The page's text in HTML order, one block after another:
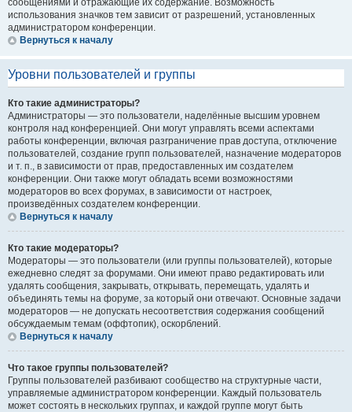
сообщениями и отражающие их содержание. Возможность
использования значков тем зависит от разрешений, установленных
администратором конференции.
Вернуться к началу
Уровни пользователей и группы
Кто такие администраторы?
Администраторы — это пользователи, наделённые высшим уровнем
контроля над конференцией. Они могут управлять всеми аспектами
работы конференции, включая разграничение прав доступа, отключение
пользователей, создание групп пользователей, назначение модераторов
и т. п., в зависимости от прав, предоставленных им создателем
конференции. Они также могут обладать всеми возможностями
модераторов во всех форумах, в зависимости от настроек,
произведённых создателем конференции.
Вернуться к началу
Кто такие модераторы?
Модераторы — это пользователи (или группы пользователей), которые
ежедневно следят за форумами. Они имеют право редактировать или
удалять сообщения, закрывать, открывать, перемещать, удалять и
объединять темы на форуме, за который они отвечают. Основные задачи
модераторов — не допускать несоответствия содержания сообщений
обсуждаемым темам (оффтопик), оскорблений.
Вернуться к началу
Что такое группы пользователей?
Группы пользователей разбивают сообщество на структурные части,
управляемые администратором конференции. Каждый пользователь
может состоять в нескольких группах, и каждой группе могут быть